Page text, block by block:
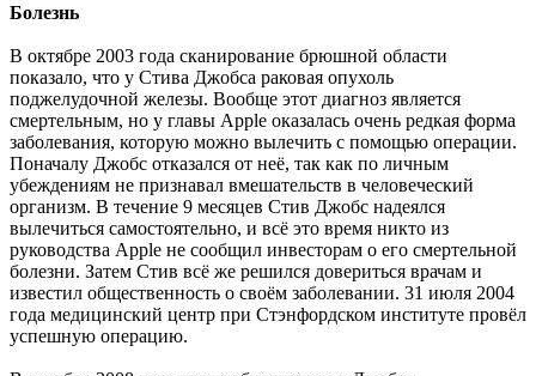
Болезнь
В октябре 2003 года сканирование брюшной области
показало, что у Стива Джобса раковая опухоль
поджелудочной железы. Вообще этот диагноз является
смертельным, но у главы Apple оказалась очень редкая форма
заболевания, которую можно вылечить с помощью операции.
Поначалу Джобс отказался от неё, так как по личным
убеждениям не признавал вмешательств в человеческий
организм. В течение 9 месяцев Стив Джобс надеялся
вылечиться самостоятельно, и всё это время никто из
руководства Apple не сообщил инвесторам о его смертельной
болезни. Затем Стив всё же решился довериться врачам и
известил общественность о своём заболевании. 31 июля 2004
года медицинский центр при Стэнфордском институте провёл
успешную операцию.